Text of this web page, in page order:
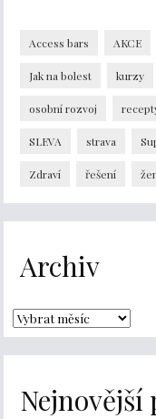
Access bars AKCE
Jak na bolest kurzy
osobní rozvoj
SLEVA strava
Zdraví řešení
Archiv
Nejnovější